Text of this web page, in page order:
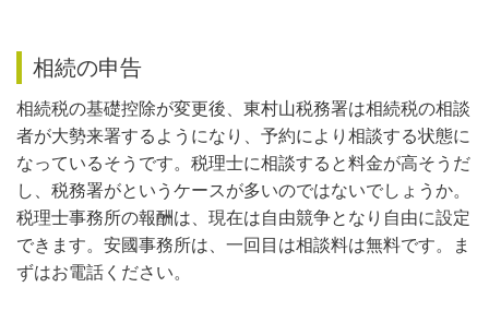
相続の申告
相続税の基礎控除が変更後、東村山税務署は相続税の相談
者が大勢来署するようになり、予約により相談する状態に
なっているそうです。税理士に相談すると料金が高そうだ
し、税務署がというケースが多いのではないでしょうか。
税理士事務所の報酬は、現在は自由競争となり自由に設定
できます。安國事務所は、一回目は相談料は無料です。ま
ずはお電話ください。